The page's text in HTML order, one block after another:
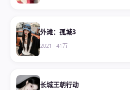
外滩：孤城3
2021 · 41万
长城王朝行动